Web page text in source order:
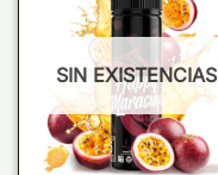
SIN EXISTENCIAS